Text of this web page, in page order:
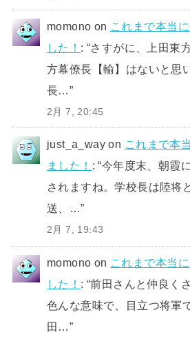
momono on これまで本当
した！ : “さすがに、上田東
方幕僚長【輸】はないと思
長…”
2月 7, 20:45
just_a_way on これまで本
ました！ : “今年度末、朝霞
されますね。学校長は陸将
送、…”
2月 7, 19:43
momono on これまで本当
した！ : “前田さんと仲良く
色んな意味で、目立つ将軍
田…”